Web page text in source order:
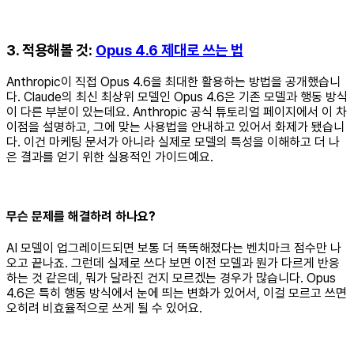
3. 적용해볼 것: Opus 4.6 제대로 쓰는 법
Anthropic이 직접 Opus 4.6을 최대한 활용하는 방법을 공개했습니
다. Claude의 최신 최상위 모델인 Opus 4.6은 기존 모델과 행동 방식
이 다른 부분이 있는데요. Anthropic 공식 튜토리얼 페이지에서 이 차
이점을 설명하고, 그에 맞는 사용법을 안내하고 있어서 화제가 됐습니
다. 이건 마케팅 문서가 아니라 실제로 모델의 특성을 이해하고 더 나
은 결과를 얻기 위한 실용적인 가이드예요.
무슨 문제를 해결하려 하나요?
AI 모델이 업그레이드되면 보통 더 똑똑해졌다는 벤치마크 점수만 나
오고 끝나죠. 그런데 실제로 쓰다 보면 이전 모델과 뭔가 다르게 반응
하는 것 같은데, 뭐가 달라진 건지 모르겠는 경우가 많습니다. Opus
4.6은 특히 행동 방식에서 눈에 띄는 변화가 있어서, 이걸 모르고 쓰면
오히려 비효율적으로 쓰게 될 수 있어요.